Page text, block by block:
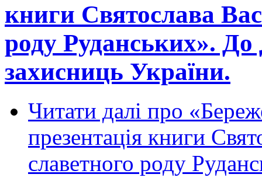
книги Святослава
роду Руданських». До
захисниць України.
Читати далі про
презентація книги
славетного роду